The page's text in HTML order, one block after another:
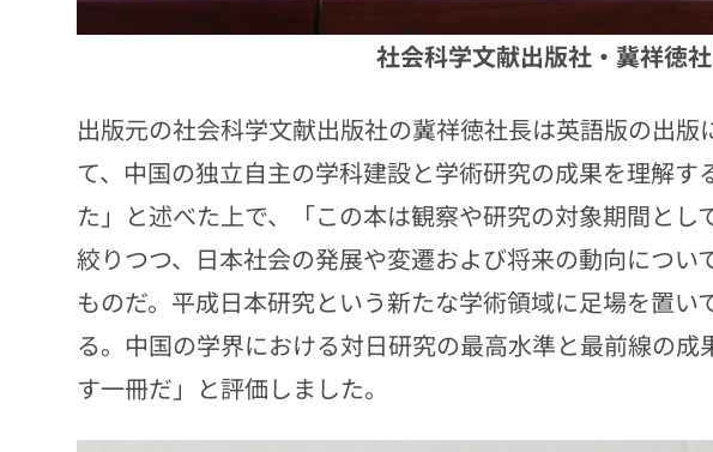
社会科学文献出版社・冀祥徳
出版元の社会科学文献出版社の冀祥徳社長は英語版の出版
て、中国の独立自主の学科建設と学術研究の成果を理解す
た」と述べた上で、「この本は観察や研究の対象期間とし
絞りつつ、日本社会の発展や変遷および将来の動向につい
ものだ。平成日本研究という新たな学術領域に足場を置い
る。中国の学界における対日研究の最高水準と最前線の
す一冊だ」と評価しました。